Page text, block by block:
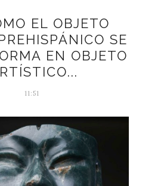
EL OBJETO
SE
EN OBJETO
11:51